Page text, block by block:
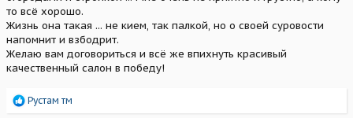
то всё хорошо.
Жизнь она такая ... не кием, так палкой, но о своей суровости
напомнит и взбодрит.
Желаю вам договориться и всё же впихнуть красивый
качественный салон в победу!
Р
Рустам тм